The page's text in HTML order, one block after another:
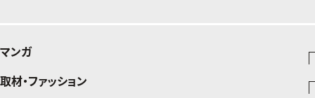
インテリア
デジタルカタログ
マンガ
少年マンガ
取材・ファッション